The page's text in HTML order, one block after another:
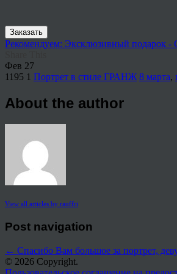
Заказать
Рекомендуем: Эксклюзивный подарок -
Фев 27
1195 1 Портрет в стиле ГРАНЖ 8 марта,
About the author
View all articles by rauffri
Post navigation
← Спасибо Вам большое за портрет,
© 2026 Copyright.